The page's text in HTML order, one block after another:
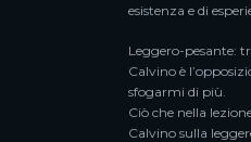
esistenza e di
Leggero-pesante:
Calvino è
sfogarmi di più.
Ciò che nella
Calvino sulla